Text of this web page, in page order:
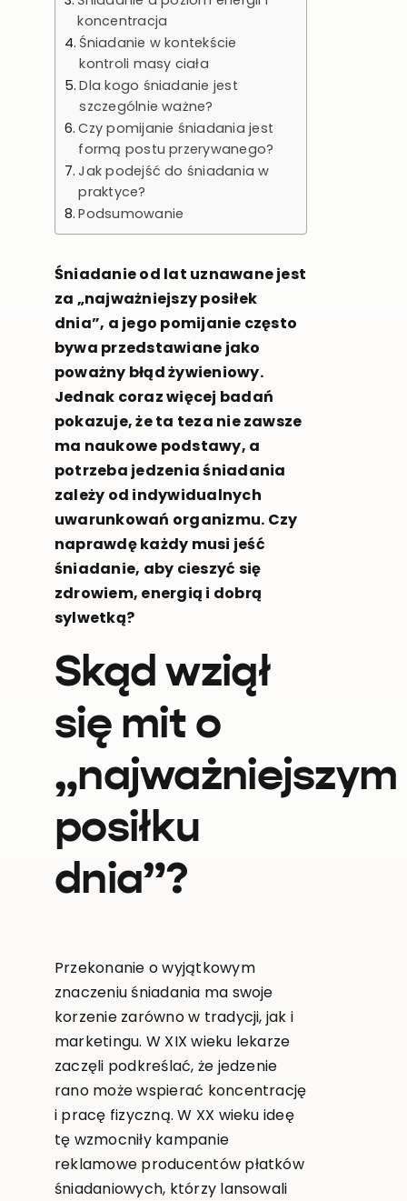
koncentracja
Śniadanie w kontekście
kontroli masy ciała
Dla kogo śniadanie jest
szczególnie ważne?
Czy pomijanie śniadania jest
formą postu przerywanego?
Jak podejść do śniadania w
praktyce?
Podsumowanie
Śniadanie od lat uznawane jest
za „najważniejszy posiłek
dnia”, a jego pomijanie często
bywa przedstawiane jako
poważny błąd żywieniowy.
Jednak coraz więcej badań
pokazuje, że ta teza nie zawsze
ma naukowe podstawy, a
potrzeba jedzenia śniadania
zależy od indywidualnych
uwarunkowań organizmu. Czy
naprawdę każdy musi jeść
śniadanie, aby cieszyć się
zdrowiem, energią i dobrą
sylwetką?
Skąd wziął
się mit o
„najważniejszym
posiłku
dnia”?
Przekonanie o wyjątkowym
znaczeniu śniadania ma swoje
korzenie zarówno w tradycji, jak i
marketingu. W XIX wieku lekarze
zaczęli podkreślać, że jedzenie
rano może wspierać koncentrację
i pracę fizyczną. W XX wieku ideę
tę wzmocniły kampanie
reklamowe producentów płatków
śniadaniowych, którzy lansowali